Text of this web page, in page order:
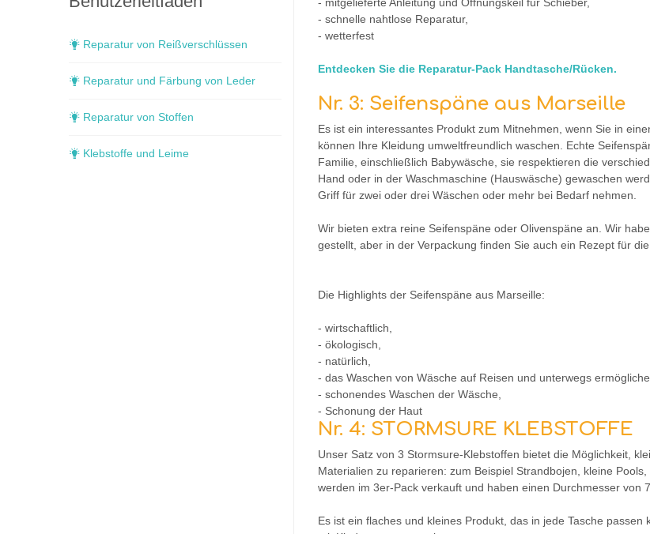
Reparatur von Reißverschlüssen
Reparatur und Färbung von Leder
Reparatur von Stoffen
Klebstoffe und Leime
- schnelle nahtlose Reparatur,
- wetterfest
Entdecken Sie die Reparatur-Pack Handtasche/Rücken.
Nr. 3: Seifenspäne aus Marseille
Es ist ein interessantes Produkt zum Mitnehmen, wenn Sie in
können Ihre Kleidung umweltfreundlich waschen. Echte
Familie, einschließlich Babywäsche, sie respektieren die
Hand oder in der Waschmaschine (Hauswäsche) gewaschen
Griff für zwei oder drei Wäschen oder mehr bei Bedarf nehmen.
Wir bieten extra reine Seifenspäne oder Olivenspäne an. Wir
gestellt, aber in der Verpackung finden Sie auch ein Rezept für
Die Highlights der Seifenspäne aus Marseille:
- wirtschaftlich,
- ökologisch,
- natürlich,
- das Waschen von Wäsche auf Reisen und unterwegs
- schonendes Waschen der Wäsche,
- Schonung der Haut
Nr. 4: STORMSURE KLEBSTOFFE
Unser Satz von 3 Stormsure-Klebstoffen bietet die Möglichkeit,
Materialien zu reparieren: zum Beispiel Strandbojen, kleine
werden im 3er-Pack verkauft und haben einen Durchmesser von
Es ist ein flaches und kleines Produkt, das in jede Tasche